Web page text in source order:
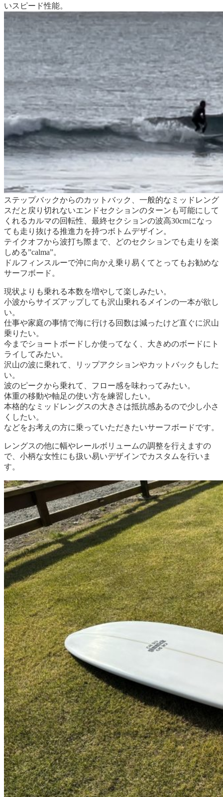
いスピード性能。
ステップバックからのカットバック、一般的なミッドレング
スだと戻り切れないエンドセクションのターンも可能にして
くれるカルマの回転性、最終セクションの波高30cmになっ
ても走り抜ける推進力を持つボトムデザイン。
テイクオフから波打ち際まで、どのセクションでも走りを楽
しめる”calma”。
ドルフィンスルーで沖に向かえ乗り易くてとってもお勧めな
サーフボード。
現状よりも乗れる本数を増やして楽しみたい。
小波からサイズアップしても沢山乗れるメインの一本が欲し
い。
仕事や家庭の事情で海に行ける回数は減ったけど直ぐに沢山
乗りたい。
今までショートボードしか使ってなく、大きめのボードにト
ライしてみたい。
沢山の波に乗れて、リップアクションやカットバックもした
い。
波のピークから乗れて、フロー感を味わってみたい。
体重の移動や軸足の使い方を練習したい。
本格的なミッドレングスの大きさは抵抗感あるので少し小さ
くしたい。
などをお考えの方に乗っていただきたいサーフボードです。
レングスの他に幅やレールボリュームの調整を行えますの
で、小柄な女性にも扱い易いデザインでカスタムを行いま
す。